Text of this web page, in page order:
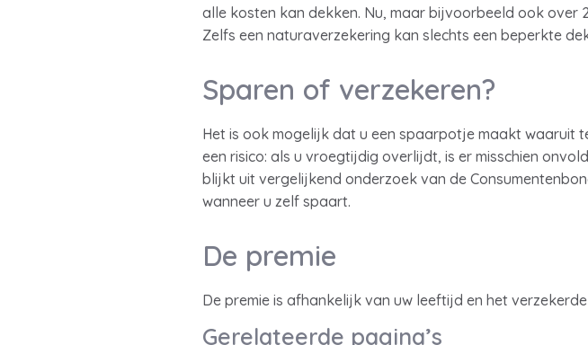
alle kosten kan dekken. Nu, maar bijvoorbeeld ook
Zelfs een naturaverzekering kan slechts een beperkte
Sparen of verzekeren?
Het is ook mogelijk dat u een spaarpotje maakt waaruit
een risico: als u vroegtijdig overlijdt, is er misschien
blijkt uit vergelijkend onderzoek van de
wanneer u zelf spaart.
De premie
De premie is afhankelijk van uw leeftijd en het
Gerelateerde pagina’s